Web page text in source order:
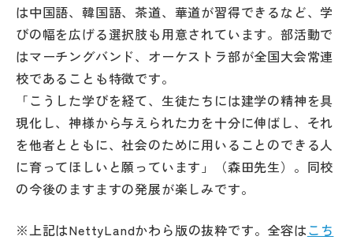
は中国語、韓国語、茶道、華道が習得できるなど、学
びの幅を広げる選択肢も用意されています。部活動で
はマーチングバンド、オーケストラ部が全国大会常連
校であることも特徴です。
「こうした学びを経て、生徒たちには建学の精神を具
現化し、神様から与えられた力を十分に伸ばし、それ
を他者とともに、社会のために用いることのできる人
に育ってほしいと願っています」（森田先生）。同校
の今後のますますの発展が楽しみです。
※上記はNettyLandかわら版の抜粋です。全容はこち